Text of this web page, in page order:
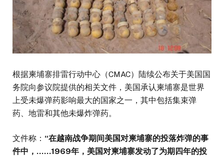
根据柬埔寨排雷行动中心（CMAC）陆续公布关于美国国
务院向参议院提供的相关文件，美国承认柬埔寨是世界
上受未爆弹药影响最大的国家之一，其中包括集束弹
药、地雷和其他未爆炸弹药。
文件称： “在越南战争期间美国对柬埔寨的投落炸弹的事
件中， ……1969年，美国对柬埔寨发动了为期四年的投